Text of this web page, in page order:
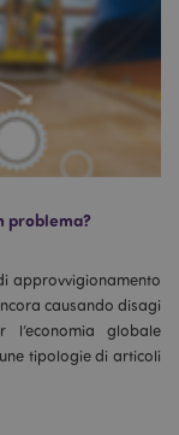
problema?
approvvigionamento
causando disagi
globale
tipologie di articoli